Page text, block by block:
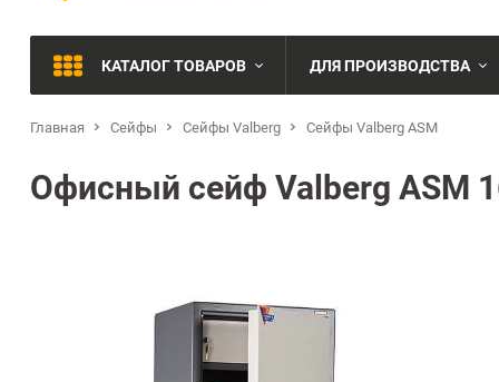
ПРОМЫШЛЕННАЯ МЕБЕЛЬ
КАТАЛОГ ТОВАРОВ
Швейное производство
Металлообработка
Ремонтная и
Производство
ДЛЯ ПРОИЗВОДСТВА
Главная Сейфы Сейфы Valberg Сейфы Valberg ASM
Офисный сейф Valberg ASM